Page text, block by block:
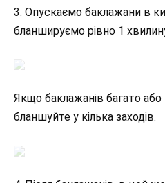
3. Опускаємо баклажани в
бланшируємо рівно 1
Якщо баклажанів багато або
бланшуйте у кілька заходів.